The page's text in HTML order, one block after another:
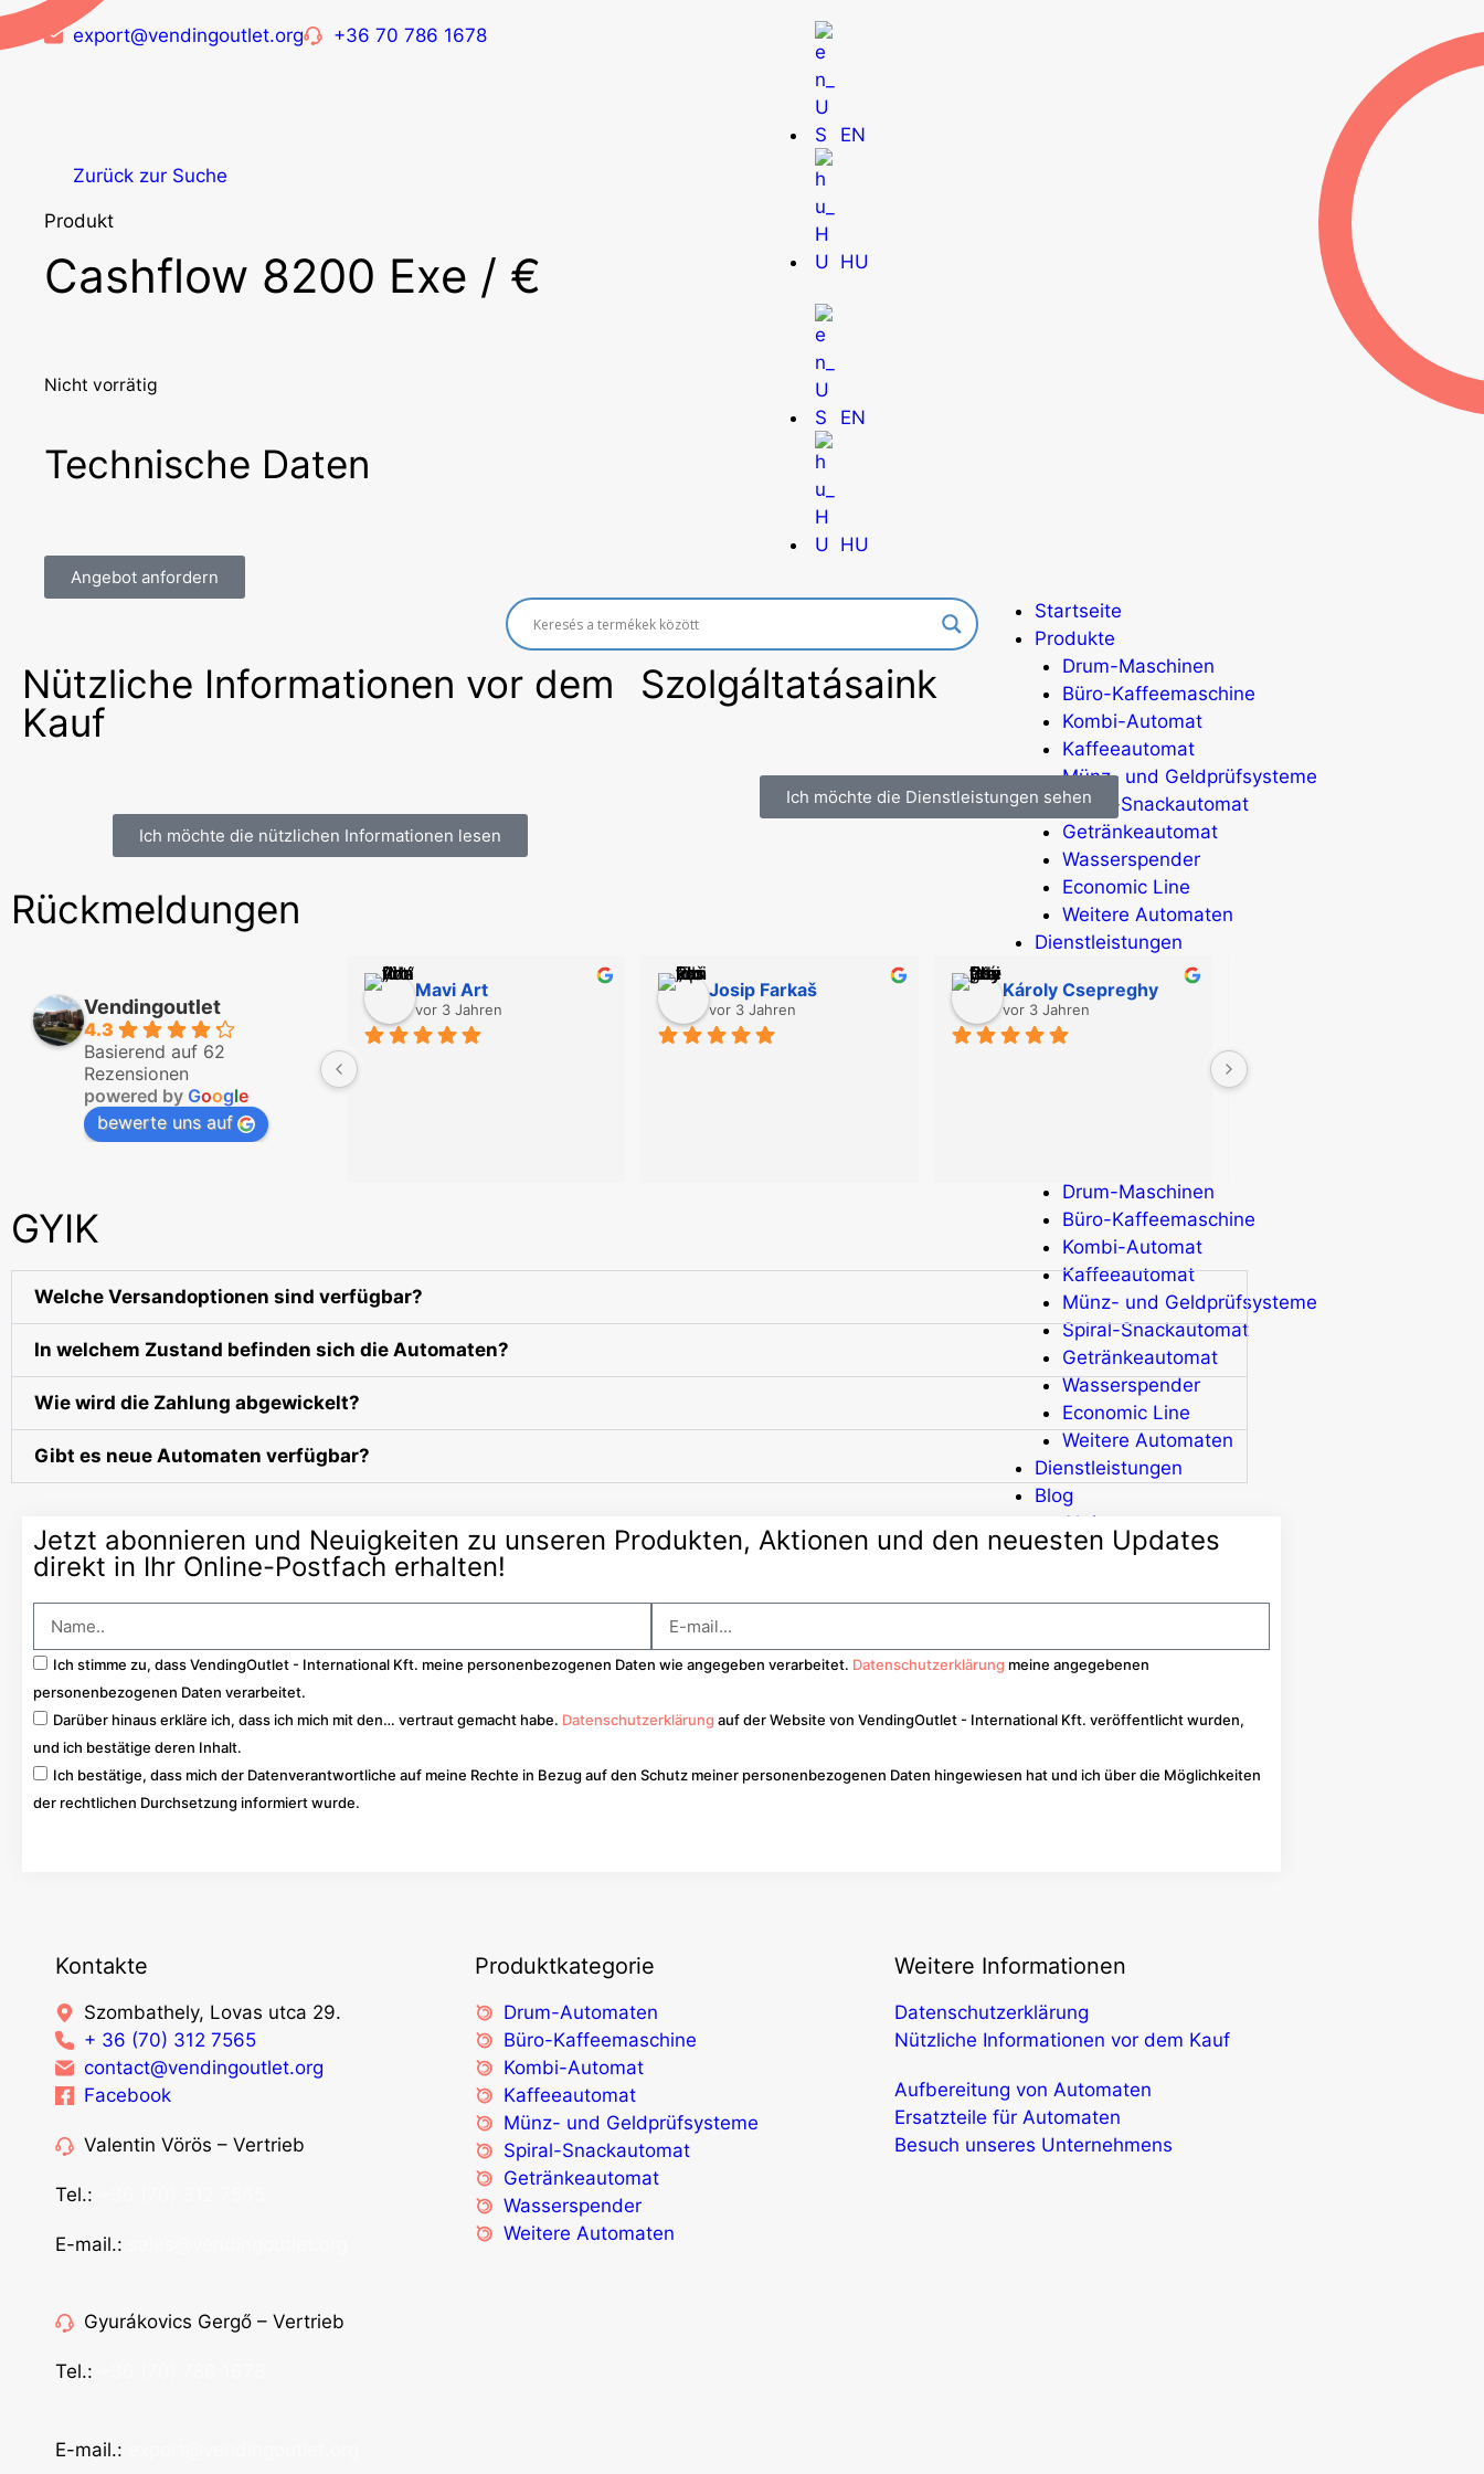
export@vendingoutlet.org +36 70 786 1678
EN
HU
EN
HU
Startseite
Produkte
Drum-Maschinen
Büro-Kaffeemaschine
Kombi-Automat
Kaffeeautomat
Münz- und Geldprüfsysteme
Spiral-Snackautomat
Getränkeautomat
Wasserspender
Economic Line
Weitere Automaten
Dienstleistungen
Aktionen
Neuigkeiten
Drum-Maschinen
Büro-Kaffeemaschine
Kombi-Automat
Kaffeeautomat
Münz- und Geldprüfsysteme
Spiral-Snackautomat
Getränkeautomat
Wasserspender
Economic Line
Weitere Automaten
Dienstleistungen
Blog
Aktionen
Neuigkeiten
Kontakt
Zurück zur Suche
Produkt
Cashflow 8200 Exe / €
Nicht vorrätig
Technische Daten
Angebot anfordern
Nützliche Informationen vor dem
Kauf
Ich möchte die nützlichen Informationen lesen
Szolgáltatásaink
Ich möchte die Dienstleistungen sehen
Rückmeldungen
Vendingoutlet
4.3
Basierend auf 62
Rezensionen
powered by Google
bewerte uns auf
Mavi Art
vor 3 Jahren
Josip Farkaš
vor 3 Jahren
Károly Csepreghy
vor 3 Jahren
The sales staff is extremely
GYIK
Welche Versandoptionen sind verfügbar?
In welchem Zustand befinden sich die Automaten?
Wie wird die Zahlung abgewickelt?
Gibt es neue Automaten verfügbar?
Jetzt abonnieren und Neuigkeiten zu unseren Produkten, Aktionen und den neuesten Updates
direkt in Ihr Online-Postfach erhalten!
Ich stimme zu, dass VendingOutlet - International Kft. meine personenbezogenen Daten wie angegeben verarbeitet. Datenschutzerklärung meine angegebenen
personenbezogenen Daten verarbeitet.
Darüber hinaus erkläre ich, dass ich mich mit den… vertraut gemacht habe. Datenschutzerklärung auf der Website von VendingOutlet - International Kft. veröffentlicht wurden,
und ich bestätige deren Inhalt.
Ich bestätige, dass mich der Datenverantwortliche auf meine Rechte in Bezug auf den Schutz meiner personenbezogenen Daten hingewiesen hat und ich über die Möglichkeiten
der rechtlichen Durchsetzung informiert wurde.
Kontakte
Szombathely, Lovas utca 29.
+ 36 (70) 312 7565
contact@vendingoutlet.org
Facebook
Valentin Vörös – Vertrieb
Tel.:
E-mail.:
Gyurákovics Gergő – Vertrieb
Tel.:
E-mail.:
Produktkategorie
Drum-Automaten
Büro-Kaffeemaschine
Kombi-Automat
Kaffeeautomat
Münz- und Geldprüfsysteme
Spiral-Snackautomat
Getränkeautomat
Wasserspender
Weitere Automaten
Weitere Informationen
Datenschutzerklärung
Nützliche Informationen vor dem Kauf
Aufbereitung von Automaten
Ersatzteile für Automaten
Besuch unseres Unternehmens